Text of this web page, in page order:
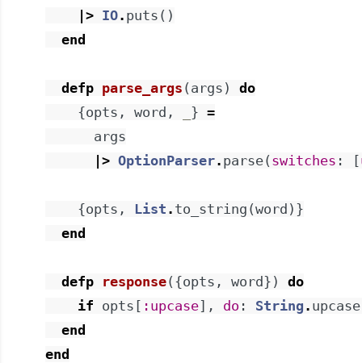
|> IO. puts ( )
end
defp parse_args ( args )
do
{opts , word , } =
args
|> OptionParser. parse( switches : [
{opts , List . to_string (word ) }
end
defp response( {opts , word } )
do
if opts [ :upcase] , do : String . upcase
end
end